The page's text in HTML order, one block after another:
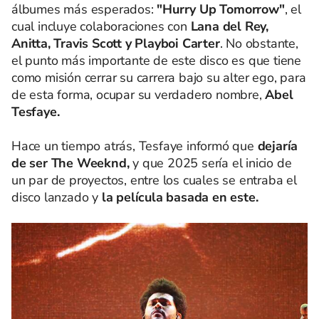
álbumes más esperados: "Hurry Up Tomorrow", el
cual incluye colaboraciones con Lana del Rey,
Anitta, Travis Scott y Playboi Carter. No obstante,
el punto más importante de este disco es que tiene
como misión cerrar su carrera bajo su alter ego, para
de esta forma, ocupar su verdadero nombre,Abel
Tesfaye.
Hace un tiempo atrás, Tesfaye informó que dejaría
de ser The Weeknd,y que 2025 sería el inicio de
un par de proyectos, entre los cuales se entraba el
disco lanzado y la película basada en este.